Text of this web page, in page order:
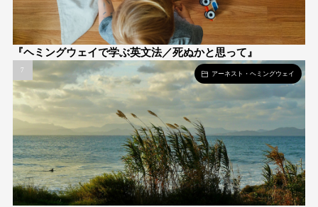
『ヘミングウェイで学ぶ英文法／死ぬかと思って』
アーネスト・ヘミングウェイ